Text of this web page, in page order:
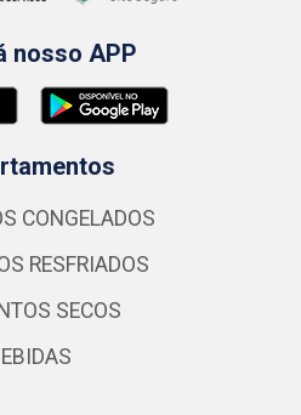
nosso APP
CONGELADOS
RESFRIADOS
SECOS